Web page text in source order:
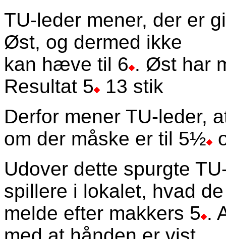
TU-leder mener, der er
Øst, og dermed ikke
kan hæve til 6 . Øst har
Resultat 5
13 stik
Derfor mener TU-leder,
om der måske er til 5½
Udover dette spurgte
spillere i lokalet, hvad
melde efter makkers 5 .